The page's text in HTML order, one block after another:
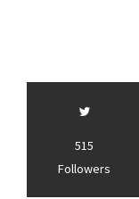
515
Followers